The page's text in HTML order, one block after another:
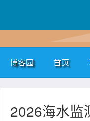
博客园 首页
2026海水监